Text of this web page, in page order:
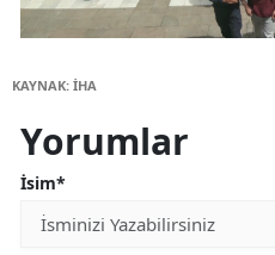
KAYNAK: İHA
Yorumlar
İsim*